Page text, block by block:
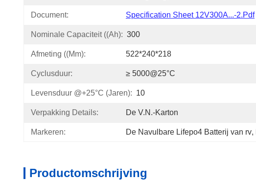
Document: Specification Sheet 12V300A...-2.pdf
Nominale Capaciteit ((Ah): 300
Afmeting ((mm): 522*240*218
Cyclusduur: ≥ 5000@25°C
Levensduur @+25°C (jaren): 10
Verpakking Details: De V.N.-Karton
Markeren: De Navulbare Lifepo4 Batterij van rv,
Productomschrijving